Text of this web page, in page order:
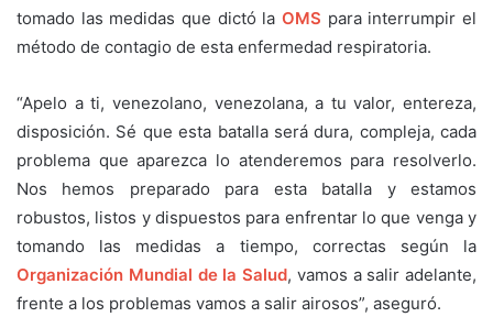
tomado las medidas que dictó la OMS para interrumpir el
método de contagio de esta enfermedad respiratoria.
“Apelo a ti, venezolano, venezolana, a tu valor, entereza,
disposición. Sé que esta batalla será dura, compleja, cada
problema que aparezca lo atenderemos para resolverlo.
Nos hemos preparado para esta batalla y estamos
robustos, listos y dispuestos para enfrentar lo que venga y
tomando las medidas a tiempo, correctas según la
Organización Mundial de la Salud, vamos a salir adelante,
frente a los problemas vamos a salir airosos”, aseguró.